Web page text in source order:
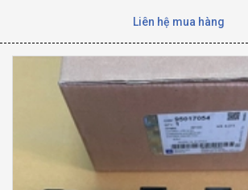
Liên hệ mua hàng